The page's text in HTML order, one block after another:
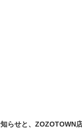
らせと、ZOZOTOWN